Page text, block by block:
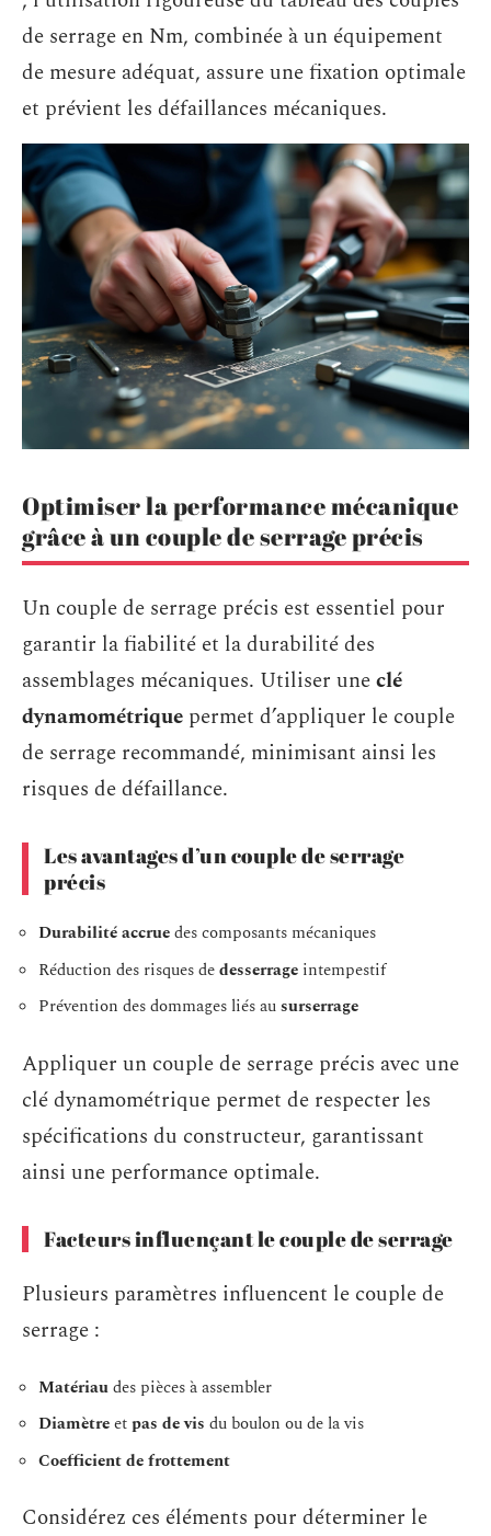
de serrage en Nm, combinée à un équipement
de mesure adéquat, assure une fixation optimale
et prévient les défaillances mécaniques.
Optimiser la performance mécanique
grâce à un couple de serrage précis
Un couple de serrage précis est essentiel pour
garantir la fiabilité et la durabilité des
assemblages mécaniques. Utiliser uneclé
dynamométrique permet d’appliquer le couple
de serrage recommandé, minimisant ainsi les
risques de défaillance.
Les avantages d’un couple de serrage
précis
Durabilité accruedes composants mécaniques
Réduction des risques dedesserrage intempestif
Prévention des dommages liés ausurserrage
Appliquer un couple de serrage précis avec une
clé dynamométrique permet de respecter les
spécifications du constructeur, garantissant
ainsi une performance optimale.
Facteurs influençant le couple de serrage
Plusieurs paramètres influencent le couple de
serrage :
Matériaudes pièces à assembler
Diamètreetpas de vis du boulon ou de la vis
Coefficient de frottement
Considérez ces éléments pour déterminer le